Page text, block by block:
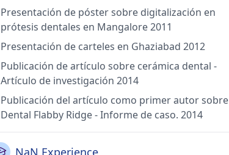
Presentación de póster sobre digitalización en
prótesis dentales en Mangalore 2011
Presentación de carteles en Ghaziabad 2012
Publicación de artículo sobre cerámica dental -
Artículo de investigación 2014
Publicación del artículo como primer autor sobre
Dental Flabby Ridge - Informe de caso. 2014
NaN Experience